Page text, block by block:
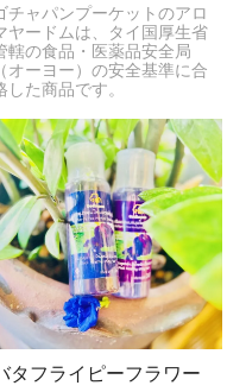
。（2023年5月） 詳細
い。 ★2021年11月23日
ご了承ください。 ★タ
のお知らせ【11-11セ
12月11日まで ★5月5日
、皆様からのご注文お
ウィルスの蔓延によ
便送料が値上がりまし
再開のお知らせ いつも
待たせ致しました。 航空
。 14日でお手元に届く
、遅れる可能性もござ
ます。） 予めご了承く
ております。 2020年8
シルク石鹸（70g）を値
チャパンプーケットのアロ
ヤードムは、タイ国厚生省
轄の食品・医薬品安全局
（オーヨー）の安全基準に合
した商品です。
タフライピーフラワー